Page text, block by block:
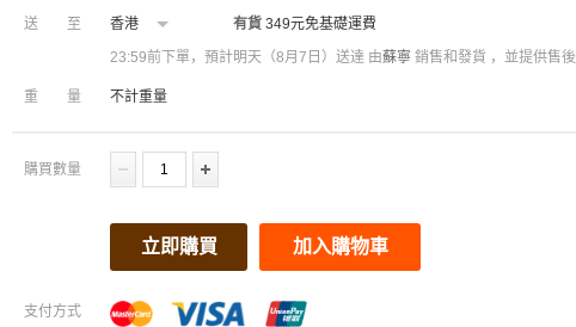
送至 香港 有貨 349元免基礎運費
23:59前下單，預計明天（8月7日）送達 由蘇寧 銷售和發貨 ，並提供售
重量 不計重量
購買數量
立即購買 加入購物車
支付方式